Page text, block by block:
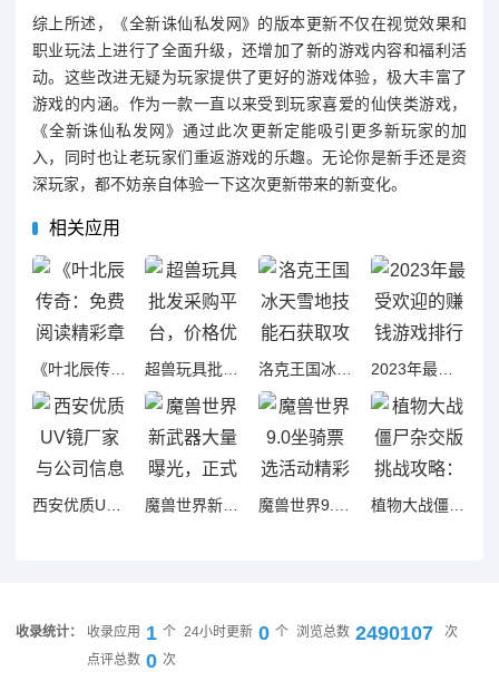
综上所述，《全新诛仙私发网》的版本更新不仅在视觉效果和
职业玩法上进行了全面升级，还增加了新的游戏内容和福利活
动。这些改进无疑为玩家提供了更好的游戏体验，极大丰富了
游戏的内涵。作为一款一直以来受到玩家喜爱的仙侠类游戏，
《全新诛仙私发网》通过此次更新定能吸引更多新玩家的加
入，同时也让老玩家们重返游戏的乐趣。无论你是新手还是资
深玩家，都不妨亲自体验一下这次更新带来的新变化。
相关应用
西安优质UV镜厂家与公司信息全面查询指南 魔兽世界新武器大量曝光，正式服与探索赛季或将联动 魔兽世界9.0坐骑票选活动精彩实录抢先看！ 植物大战僵尸杂交版挑战攻略：轻松守住财神金盏花第六关
收录统计： 收录应用 1 个 24小时更新 0 个 浏览总数 2490107
次
点评总数 0 次